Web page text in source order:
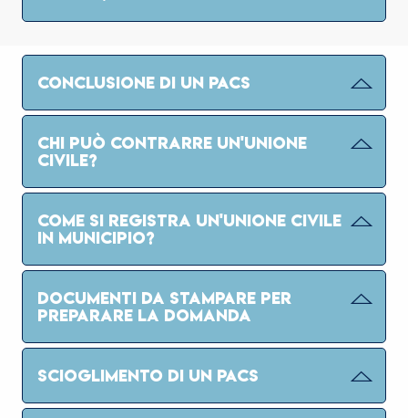
CONCLUSIONE DI UN PACS
CHI PUÒ CONTRARRE UN'UNIONE
CIVILE?
COME SI REGISTRA UN'UNIONE CIVILE
IN MUNICIPIO?
DOCUMENTI DA STAMPARE PER
PREPARARE LA DOMANDA
SCIOGLIMENTO DI UN PACS